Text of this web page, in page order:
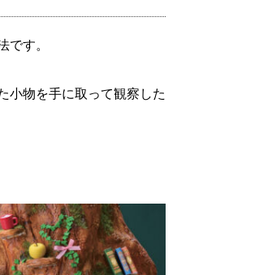
です。
小物を手に取って観察した